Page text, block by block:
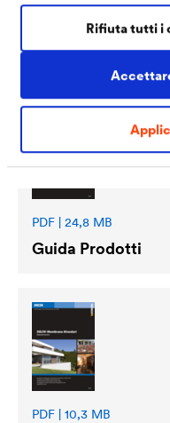
Rifiuta tutti i
Downloads
PDF | 24,8 MB
Guida Prodotti
PDF | 10,3 MB